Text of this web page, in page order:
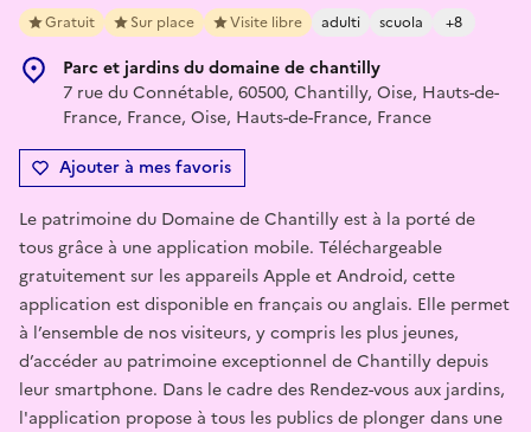
Gratuit Sur place Visite libre adulti scuola +8
Parc et jardins du domaine de chantilly
7 rue du Connétable, 60500, Chantilly, Oise, Hauts-de-
France, France, Oise, Hauts-de-France, France
Ajouter à mes favoris
Le patrimoine du Domaine de Chantilly est à la porté de
tous grâce à une application mobile. Téléchargeable
gratuitement sur les appareils Apple et Android, cette
application est disponible en français ou anglais. Elle permet
à l’ensemble de nos visiteurs, y compris les plus jeunes,
d’accéder au patrimoine exceptionnel de Chantilly depuis
leur smartphone. Dans le cadre des Rendez-vous aux jardins,
l'application propose à tous les publics de plonger dans une